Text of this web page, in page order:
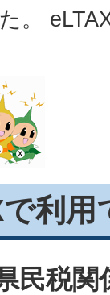
。
利用
民税関